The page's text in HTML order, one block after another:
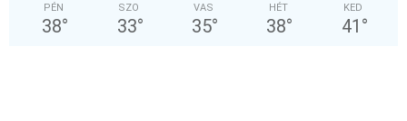
PÉN
38°
SZO
33°
VAS
35°
HÉT
38°
KED
41 °